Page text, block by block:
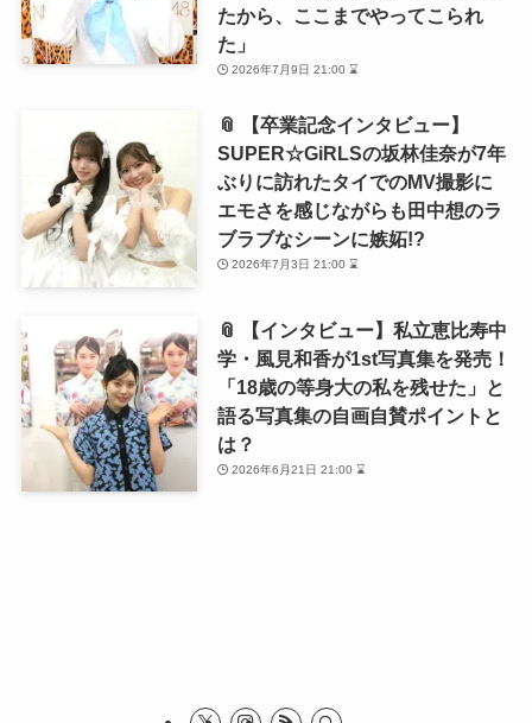
たから、ここまでやってこられ
た」
2026年7月9日 21:00 ⌛
📎 【卒業記念インタビュー】
SUPER☆GiRLSの坂林佳奈が7年
ぶりに訪れたタイでのMV撮影に
エモさを感じながらも田中想のラ
ブラブなシーンに嫉妬!?
2026年7月3日 21:00 ⌛
📎 【インタビュー】私立恵比寿中
学・風見和香が1st写真集を発売！
「18歳の等身大の私を残せた」と
語る写真集の自画自賛ポイントと
は？
2026年6月21日 21:00 ⌛